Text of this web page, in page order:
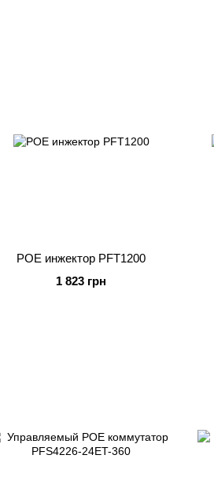
POE инжектор PFT1200
1 823 грн